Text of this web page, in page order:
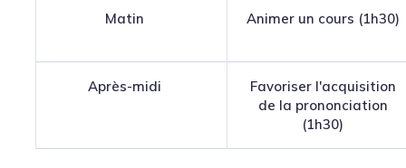
Matin Animer un cours (1h30)
Après-midi
Favoriser l'acquisition
de la prononciation
(1h30)